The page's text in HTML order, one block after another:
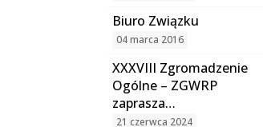
Biuro Związku
04 marca 2016
XXXVIII Zgromadzenie
Ogólne – ZGWRP
zaprasza…
21 czerwca 2024